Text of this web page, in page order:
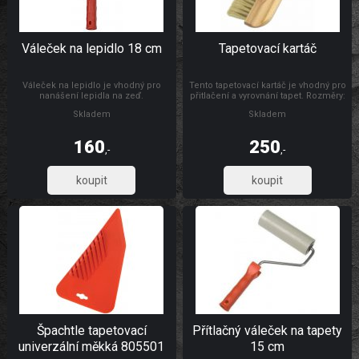
Váleček na lepidlo 18 cm
Váleček na lepidlo je vhodný pro
nanášení lepidla na zeď.
Skladem
160,-
132,23
Tapetovací kartáč
Tento tapetovací kartáč je vhodný pro
přitlačení a vyrovnání tapet. Rozměry:
Skladem
250,-
206,61
Špachtle tapetovací
univerzální měkká 805501
Přítlačný váleček na tapety
15 cm